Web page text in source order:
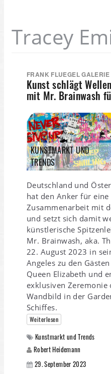
Tracey
FRANK FLUEGEL GALERIE
Kunst schlägt
mit Mr. Brainwash
KUNSTMARKT UND
TRENDS
Deutschland und
hat den Anker für eine
Zusammenarbeit mit
und setzt sich damit
künstlerische
Mr. Brainwash, aka.
22. August 2023 in
Angeles zu den
Queen Elizabeth und
exklusiven
Wandbild in der
Schiffes.
Weiterlesen
Kunstmarkt und Trends
Robert Heidemann
29. September 2023